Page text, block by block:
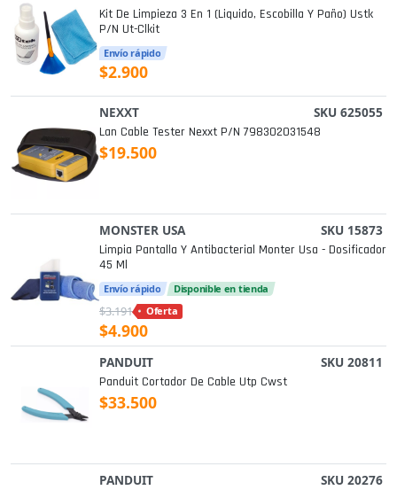
Kit De Limpieza 3 En 1 (liquido, Escobilla Y Paño) Ustk
P/n Ut-Clkit
Envío rápido
$2.900
NEXXT SKU 625055
Lan Cable Tester Nexxt P/n 798302031548
$19.500
MONSTER USA SKU 15873
Limpia Pantalla Y Antibacterial Monter Usa - Dosificador
45 Ml
Envío rápido Disponible en tienda
$3.191 Oferta
$4.900
PANDUIT SKU 20811
Panduit Cortador De Cable Utp Cwst
$33.500
PANDUIT SKU 20276